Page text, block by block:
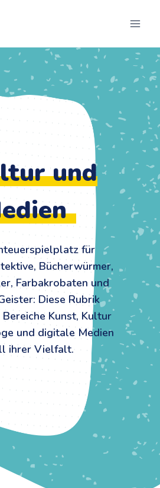
und
für
Bücherwürmer,
Farbakrobaten und
Diese Rubrik
Kunst, Kultur
und digitale Medien
ihrer Vielfalt.